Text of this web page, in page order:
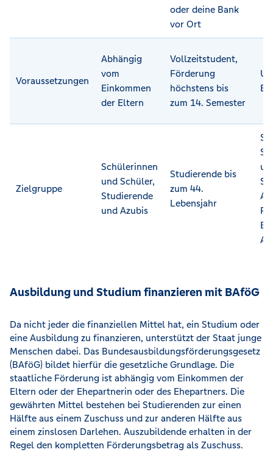
oder deine Bank
vor Ort
Voraussetzungen
Abhängig
vom
Einkommen
der Eltern
Vollzeitstudent,
Förderung
höchstens bis
zum 14. Semester
Zielgruppe
Schülerinnen
und Schüler,
Studierende
und Azubis
Studierende bis
zum 44.
Lebensjahr
Ausbildung und Studium finanzieren mit BAföG
Da nicht jeder die finanziellen Mittel hat, ein Studium oder
eine Ausbildung zu finanzieren, unterstützt der Staat junge
Menschen dabei. Das Bundesausbildungsförderungsgesetz
(BAföG) bildet hierfür die gesetzliche Grundlage. Die
staatliche Förderung ist abhängig vom Einkommen der
Eltern oder der Ehepartnerin oder des Ehepartners. Die
gewährten Mittel bestehen bei Studierenden zur einen
Hälfte aus einem Zuschuss und zur anderen Hälfte aus
einem zinslosen Darlehen. Auszubildende erhalten in der
Regel den kompletten Förderungsbetrag als Zuschuss.